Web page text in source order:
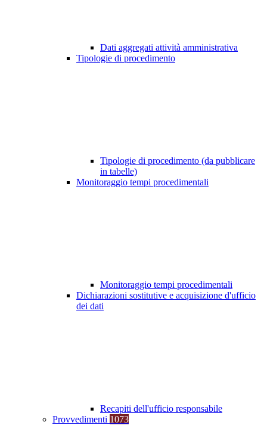
Dati aggregati attività amministrativa
Tipologie di procedimento
Tipologie di procedimento (da pubblicare
in tabelle)
Monitoraggio tempi procedimentali
Monitoraggio tempi procedimentali
Dichiarazioni sostitutive e acquisizione d'ufficio
dei dati
Recapiti dell'ufficio responsabile
Provvedimenti 1073